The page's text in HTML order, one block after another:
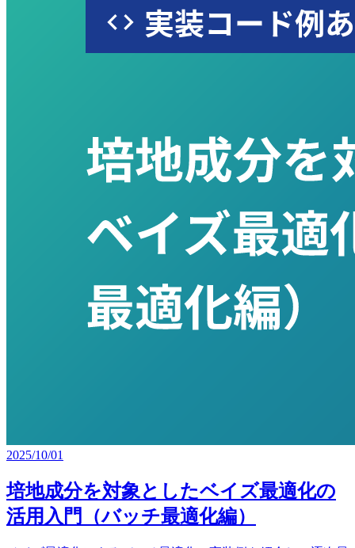
2025/10/01
培地成分を対象としたベイズ最適化の
活用入門
（バッチ最適化編）